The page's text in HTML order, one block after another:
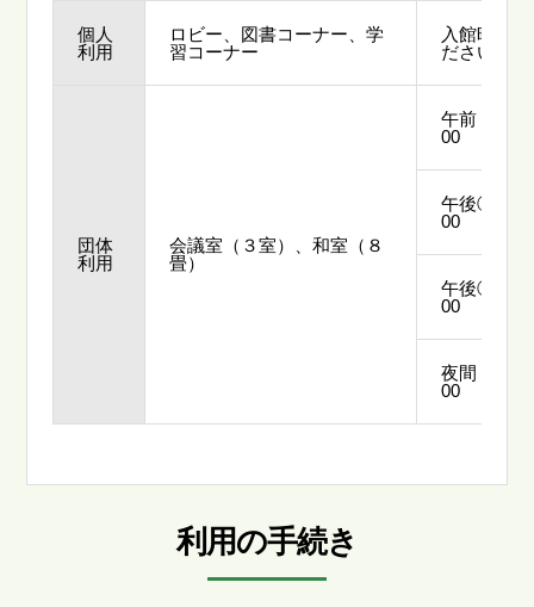
個人
利用
ロビー、図書コーナー、学
習コーナー
入館時に
ださい。
団体
利用
会議室（３室）、和室（８
畳）
午前 ：9
00
午後①：12
00
午後②：15
00
夜間 ：18
00
利用の手続き